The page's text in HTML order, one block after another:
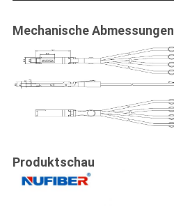
Mechanische Abmessungen
Produktschau